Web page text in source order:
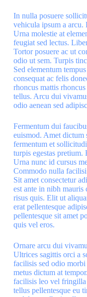
In nulla posuere
vehicula ipsum a arcu.
Urna molestie at
feugiat sed lectus.
Tortor posuere ac ut
odio ut sem. Turpis
Sed elementum
consequat ac felis
rhoncus mattis
tellus. Arcu dui
odio aenean sed
Fermentum dui
euismod. Amet dictum
fermentum et
turpis egestas pretium.
Urna nunc id cursus
Commodo nulla
Sit amet consectetur
est ante in nibh mauris
risus quis. Elit ut
erat pellentesque
pellentesque sit amet
quis vel eros.
Ornare arcu dui
Ultrices sagittis orci a
facilisis sed odio
metus dictum at
facilisis leo vel fringilla
tellus pellentesque eu